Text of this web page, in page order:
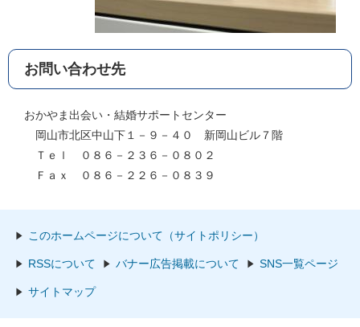
お問い合わせ先
おかやま出会い・結婚サポートセンター
岡山市北区中山下１－９－４０ 新岡山ビル７階
Ｔｅｌ ０８６－２３６－０８０２
Ｆａｘ ０８６－２２６－０８３９
このホームページについて（サイトポリシー）
RSSについて バナー広告掲載について SNS一覧ページ
サイトマップ